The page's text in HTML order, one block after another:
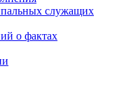
служащих
о фактах